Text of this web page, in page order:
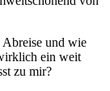
und wie
ein weit
zu mir?